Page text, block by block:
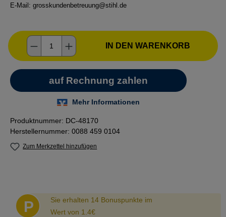
E-Mail: grosskundenbetreuung@stihl.de
Produkt Anzahl: Gib den gewünschten
IN DEN WARENKORB
Produktnummer: DC-48170
Herstellernummer: 0088 459 0104
Zum Merkzettel hinzufügen
P
Sie erhalten 14 Bonuspunkte im
Wert von 1.4€